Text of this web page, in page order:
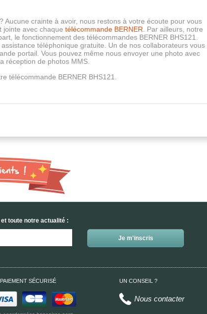
crainte à avoir, nous restons à votre écoute pour vous
jointe avec chaque télécommande BERNER. Par ailleurs, notre
le fonctionnement des télécommandes BERNER BHS121.
téléphonique gratuite. Un de nos collaborateurs vous
portail. Vous pouvez même nous envoyer une photo avec
réception de photos MMS.
télécommande BERNER BHS121.
toute notre actualité :
PAIEMENT SÉCURISÉ UN CONSEIL ?
Nous contacter